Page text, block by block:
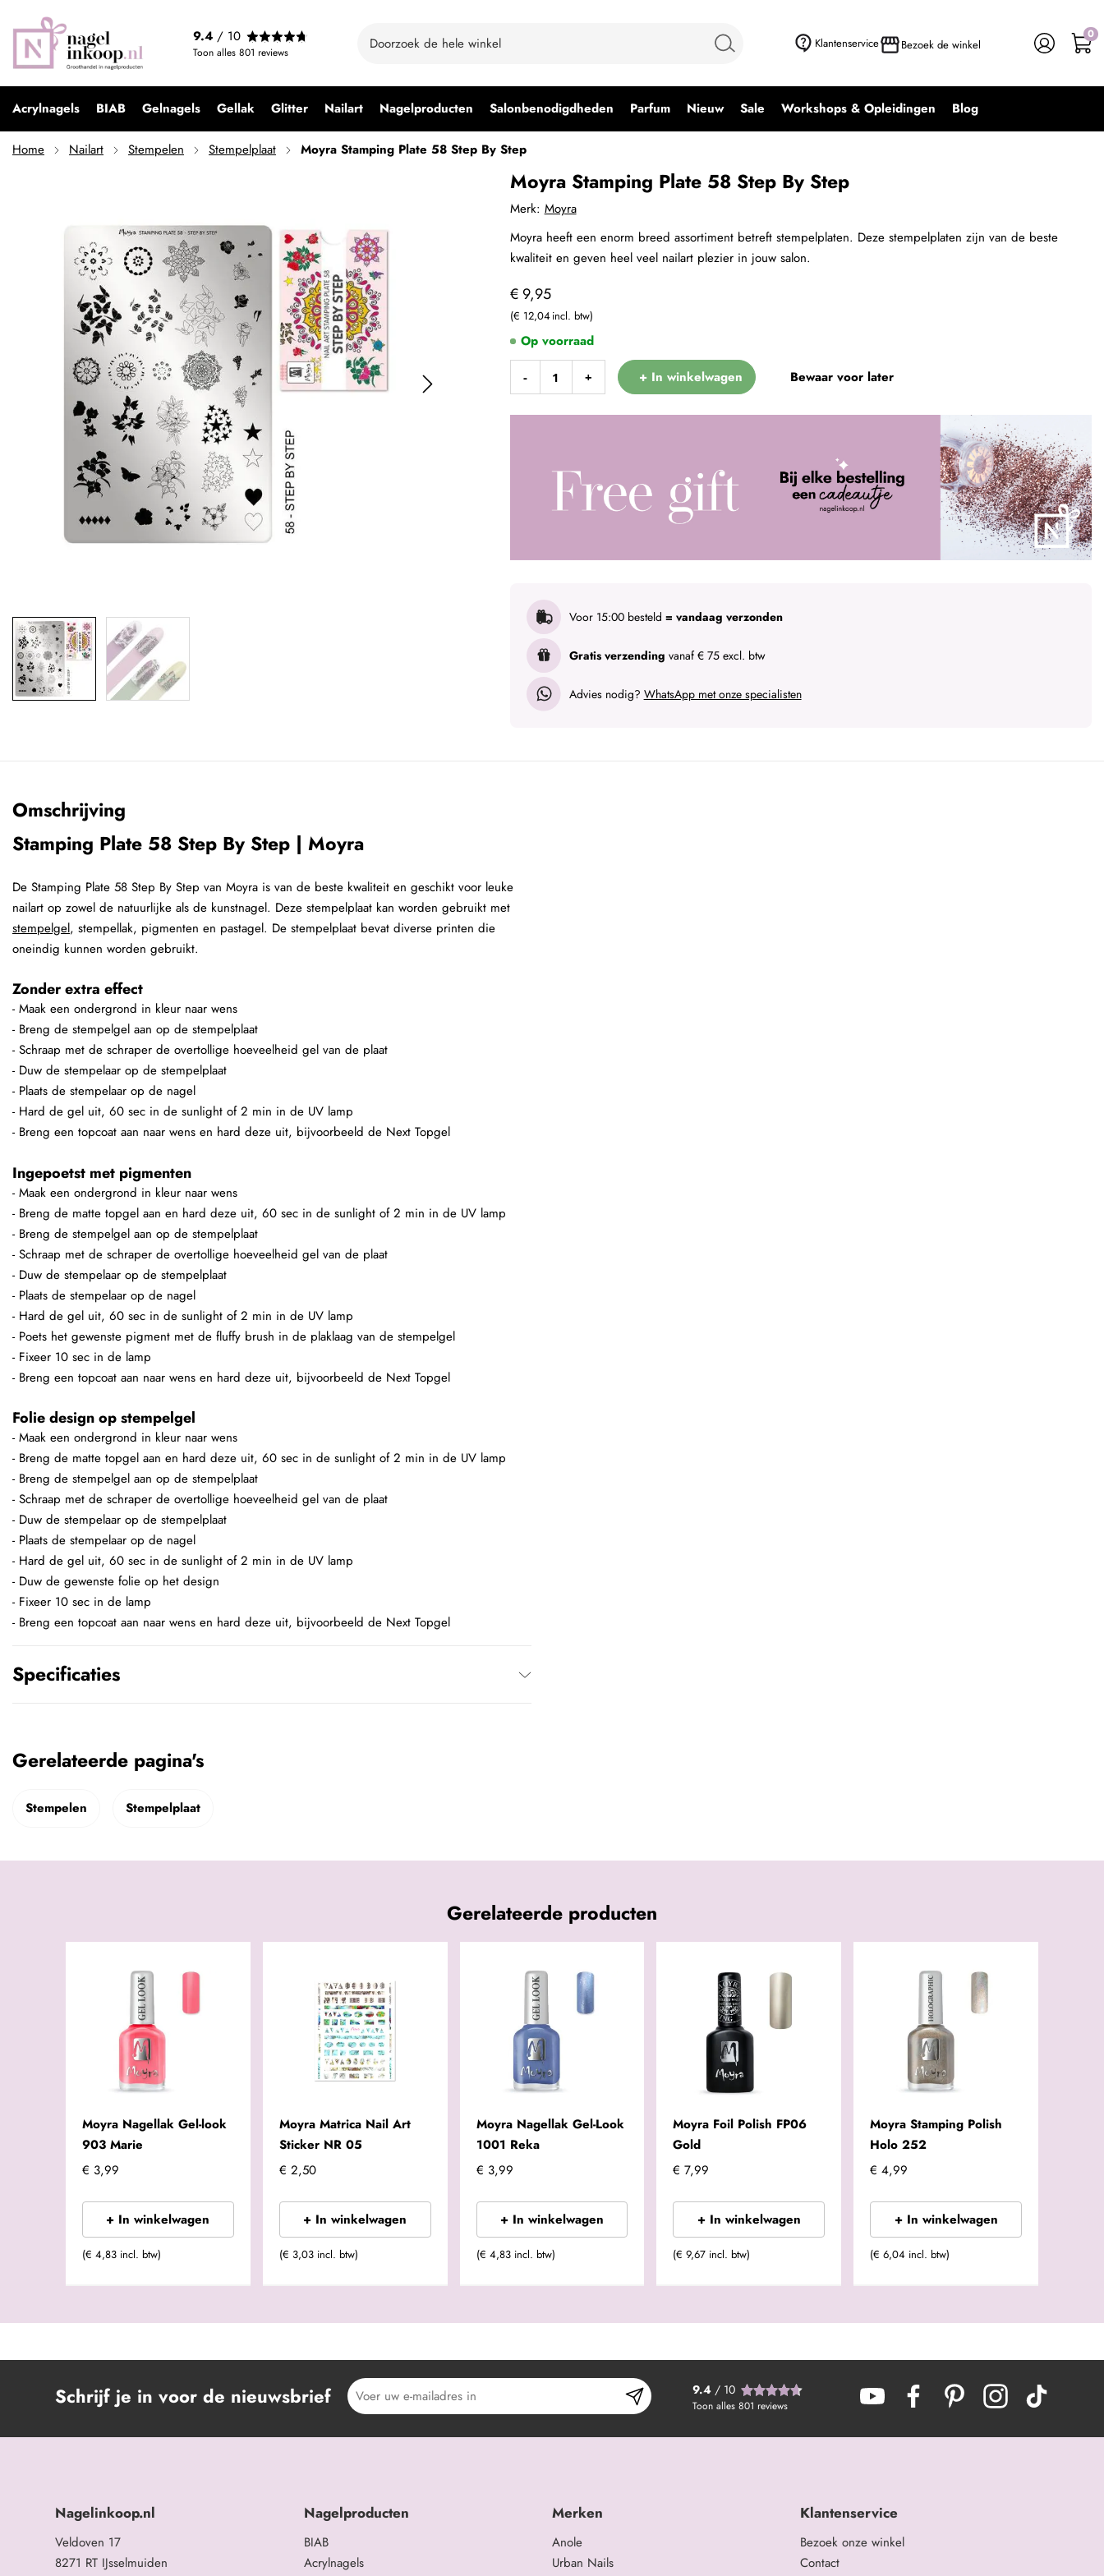
Klantenservice Bezoek de winkel
9.4 / 10
Toon alles 801 reviews
0
Acrylnagels BIAB Gelnagels Gellak Glitter Nailart Nagelproducten Salonbenodigdheden Parfum Nieuw Sale Workshops & Opleidingen Blog
Home Nailart Stempelen Stempelplaat Moyra Stamping Plate 58 Step By Step
Moyra Stamping Plate 58 Step By Step
€ 9,95
€ 12,04
Moyra Stamping Plate 58 Step By Step
€ 9,95
+ In winkelwagen
- + + In winkelwagen Bewaar voor later
Merk: Moyra
Voor 15:00 besteld = vandaag verzonden
Gratis verzending vanaf € 75 excl. btw
Advies nodig? WhatsApp met onze specialisten
Op voorraad
Moyra heeft een enorm breed assortiment betreft stempelplaten. Deze stempelplaten zijn van de beste
kwaliteit en geven heel veel nailart plezier in jouw salon.
Omschrijving
Stamping Plate 58 Step By Step | Moyra
De Stamping Plate 58 Step By Step van Moyra is van de beste kwaliteit en geschikt voor leuke
nailart op zowel de natuurlijke als de kunstnagel. Deze stempelplaat kan worden gebruikt met
stempelgel, stempellak, pigmenten en pastagel. De stempelplaat bevat diverse printen die
oneindig kunnen worden gebruikt.
Zonder extra effect
- Maak een ondergrond in kleur naar wens
- Breng de stempelgel aan op de stempelplaat
- Schraap met de schraper de overtollige hoeveelheid gel van de plaat
- Duw de stempelaar op de stempelplaat
- Plaats de stempelaar op de nagel
- Hard de gel uit, 60 sec in de sunlight of 2 min in de UV lamp
- Breng een topcoat aan naar wens en hard deze uit, bijvoorbeeld de Next Topgel
Ingepoetst met pigmenten
- Maak een ondergrond in kleur naar wens
- Breng de matte topgel aan en hard deze uit, 60 sec in de sunlight of 2 min in de UV lamp
- Breng de stempelgel aan op de stempelplaat
- Schraap met de schraper de overtollige hoeveelheid gel van de plaat
- Duw de stempelaar op de stempelplaat
- Plaats de stempelaar op de nagel
- Hard de gel uit, 60 sec in de sunlight of 2 min in de UV lamp
- Poets het gewenste pigment met de fluffy brush in de plaklaag van de stempelgel
- Fixeer 10 sec in de lamp
- Breng een topcoat aan naar wens en hard deze uit, bijvoorbeeld de Next Topgel
Folie design op stempelgel
- Maak een ondergrond in kleur naar wens
- Breng de matte topgel aan en hard deze uit, 60 sec in de sunlight of 2 min in de UV lamp
- Breng de stempelgel aan op de stempelplaat
- Schraap met de schraper de overtollige hoeveelheid gel van de plaat
- Duw de stempelaar op de stempelplaat
- Plaats de stempelaar op de nagel
- Hard de gel uit, 60 sec in de sunlight of 2 min in de UV lamp
- Duw de gewenste folie op het design
- Fixeer 10 sec in de lamp
- Breng een topcoat aan naar wens en hard deze uit, bijvoorbeeld de Next Topgel
Specificaties
Gerelateerde pagina's
Stempelen Stempelplaat
Gerelateerde producten
Moyra Nagellak Gel-look
903 Marie
€ 3,99
+ In winkelwagen
(€ 4,83 incl. btw)
Moyra Matrica Nail Art
Sticker NR 05
€ 2,50
+ In winkelwagen
(€ 3,03 incl. btw)
Moyra Nagellak Gel-Look
1001 Reka
€ 3,99
+ In winkelwagen
(€ 4,83 incl. btw)
Moyra Foil Polish FP06
Gold
€ 7,99
+ In winkelwagen
(€ 9,67 incl. btw)
Moyra Stamping Polish
Holo 252
€ 4,99
+ In winkelwagen
(€ 6,04 incl. btw)
Schrijf je in voor de nieuwsbrief 9.4/ 10
Toon alles 801 reviews
Nagelinkoop.nl
Veldoven 17
8271 RT IJsselmuiden
Nagelproducten
BIAB
Acrylnagels
Merken
Anole
Urban Nails
Klantenservice
Bezoek onze winkel
Contact